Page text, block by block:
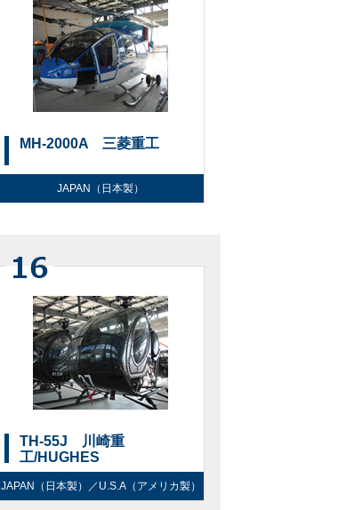
MH-2000A 三菱重工
JAPAN（日本製）
TH-55J 川崎重
工/HUGHES
JAPAN（日本製）／U.S.A（アメリカ製）